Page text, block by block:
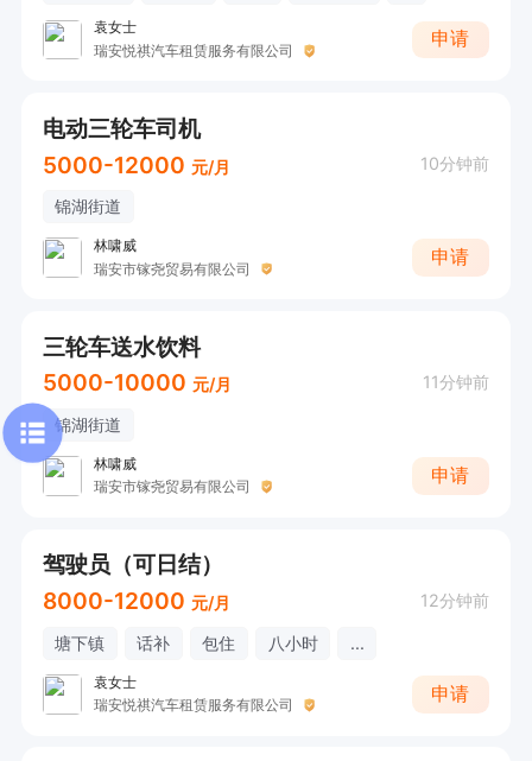
袁女士
瑞安悦祺汽车租赁服务有限公司
申请
电动三轮车司机
5000-12000 元/月 10分钟前
锦湖街道
林啸威
瑞安市镓尧贸易有限公司
申请
三轮车送水饮料
5000-10000 元/月 11分钟前
锦湖街道
林啸威
瑞安市镓尧贸易有限公司
申请
驾驶员（可日结）
8000-12000 元/月 12分钟前
塘下镇 话补 包住 八小时 ...
袁女士
瑞安悦祺汽车租赁服务有限公司
申请